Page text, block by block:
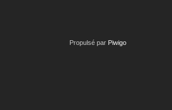
Propulsé par Piwigo